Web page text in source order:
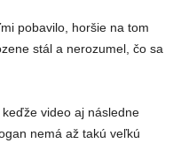
pobavilo, horšie na tom
stál a nerozumel, čo sa
video aj následne
nemá až takú veľkú